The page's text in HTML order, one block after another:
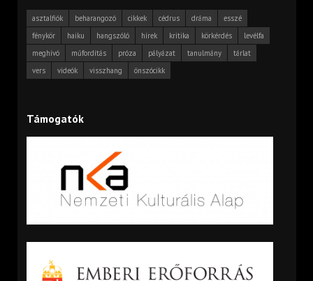
asztalfiók beharangozó cikkek cédrus dráma
esszé
fénykör
haiku hangszóló hírek kritika körkérdés
levélfa
meghívó
műfordítás próza pályázat tanulmány
tárlat
vers
videók visszhang önszócikk
Támogatók